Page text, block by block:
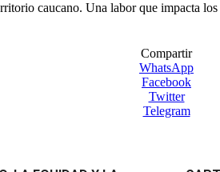
caucano. Una labor que impacta
Compartir
WhatsApp
Facebook
Twitter
Telegram